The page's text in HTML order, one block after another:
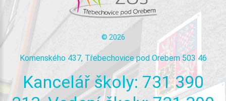
© 2026
Komenského 437, Třebechovice pod Orebem 503 46
Kancelář školy: 731 390